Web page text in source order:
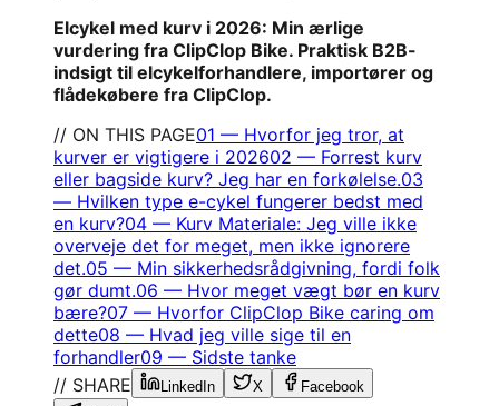
Elcykel med kurv i 2026: Min ærlige
vurdering fra ClipClop Bike. Praktisk B2B-
indsigt til elcykelforhandlere, importører og
flådekøbere fra ClipClop.
// ON THIS PAGE01 — Hvorfor jeg tror, at
kurver er vigtigere i 202602 — Forrest kurv
eller bagside kurv? Jeg har en forkølelse.03
— Hvilken type e-cykel fungerer bedst med
en kurv?04 — Kurv Materiale: Jeg ville ikke
overveje det for meget, men ikke ignorere
det.05 — Min sikkerhedsrådgivning, fordi folk
gør dumt.06 — Hvor meget vægt bør en kurv
bære?07 — Hvorfor ClipClop Bike caring om
dette08 — Hvad jeg ville sige til en
forhandler09 — Sidste tanke
// SHARE
LinkedIn X
Facebook